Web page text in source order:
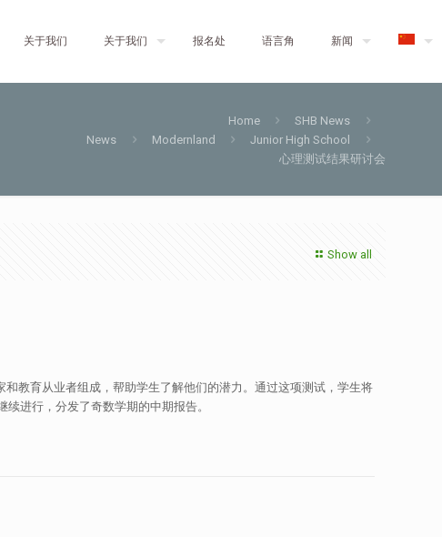
关于我们 关于我们 报名处 语言角 新闻
Home
SHB News
News
Modernland
Junior High School
心理测试结果研讨会
Show all
教育从业者组成，帮助学生了解他们的潜力。通过这项测试，学生将
进行，分发了奇数学期的中期报告。